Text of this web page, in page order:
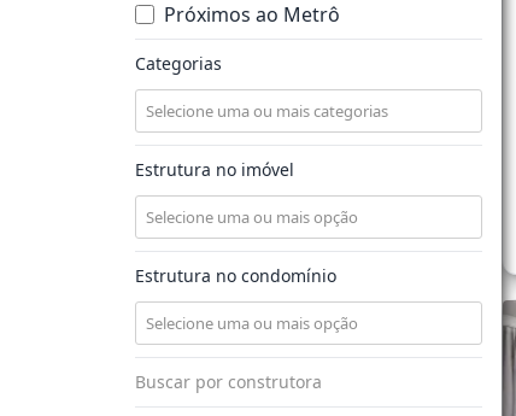
Próximos ao Metrô
Categorias
Estrutura no imóvel
Estrutura no condomínio